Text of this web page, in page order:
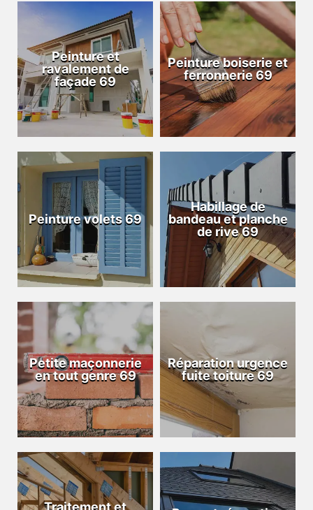
Peinture et
ravalement de
façade 69
Peinture boiserie et
ferronnerie 69
Peinture volets 69
Habillage de
bandeau et planche
de rive 69
Petite maçonnerie
en tout genre 69
Réparation urgence
fuite toiture 69
Traitement et